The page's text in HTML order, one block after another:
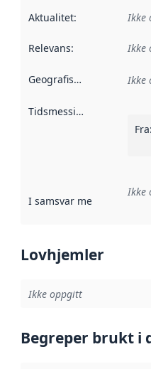
Aktualitet: Ikke
Relevans: Ikke
Geografisk avgrensning :
Ikke
Tidsmessig avgrensning
Fra:
I samsvar med
Ikke
Lovhjemler
Ikke oppgitt
Begreper brukt i